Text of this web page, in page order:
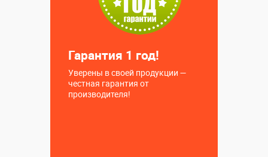
Гарантия 1 год!
Уверены в своей продукции —
честная гарантия от
производителя!